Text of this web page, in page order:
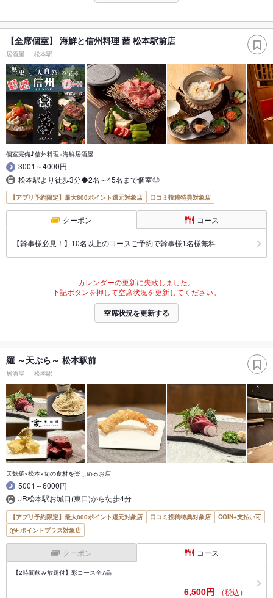
【全席個室】 海鮮と信州料理 茜 松本駅前店
居酒屋 松本駅
個室完備♪信州料理×海鮮居酒屋
3001～4000円
松本駅より徒歩3分◆2名～45名まで個室◎
【アプリ予約限定】最大800ポイント還元対象店 口コミ投稿特典対象店
クーポン コース
【幹事様必見！】10名以上のコースご予約で幹事様1名様無料
カレンダーの更新に失敗しました。
下記ボタンを押して空席状況を更新してください。
空席状況を更新する
羅 ～天ぷら～ 松本駅前
居酒屋 松本駅
天麩羅×松本×旬の食材を楽しめるお店
5001～6000円
JR松本駅お城口(東口)から徒歩4分
【アプリ予約限定】最大800ポイント還元対象店 口コミ投稿特典対象店
COIN+支払い可
ポイントプラス対象店
クーポン コース
【2時間飲み放題付】彩コース全7品
6,500円 （税込）